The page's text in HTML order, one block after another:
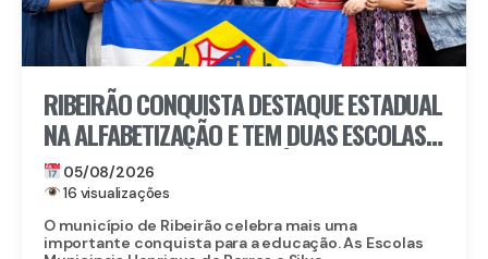
RIBEIRÃO CONQUISTA DESTAQUE ESTADUAL
NA ALFABETIZAÇÃO E TEM DUAS ESCOLAS
CONTEMPLADAS PELO PRÊMIO ESCOLA
DESTAQUE
05/08/2026
16 visualizações
O município de Ribeirão celebra mais uma
importante conquista para a educação. As Escolas